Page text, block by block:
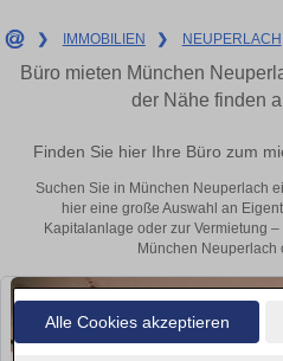
Alle Cookies akzeptieren
❯ IMMOBILIEN ❯ NEUPERLACH
Büro mieten München
der Nähe finden
Finden Sie hier Ihre Büro zum
Suchen Sie in München Neuperlach
hier eine große Auswahl an
Kapitalanlage oder zur Vermietung
München Neuperlach